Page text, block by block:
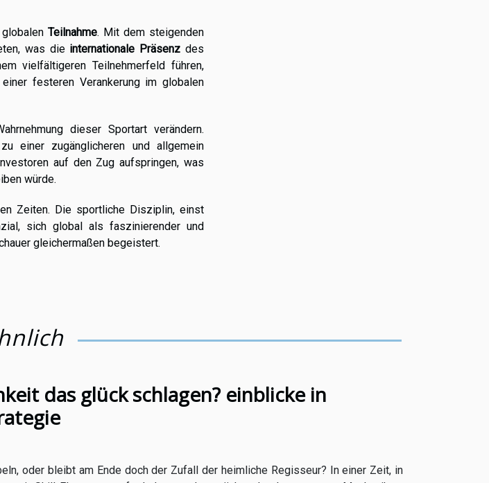
Teilnahme. Mit dem steigenden
was die internationale Präsenz des
vielfältigeren Teilnehmerfeld führen,
festeren Verankerung im globalen
dieser Sportart verändern.
einer zugänglicheren und allgemein
auf den Zug aufspringen, was
würde.
Zeiten. Die sportliche Disziplin, einst
sich global als faszinierender und
gleichermaßen begeistert.
das glück schlagen? einblicke in
oder bleibt am Ende doch der Zufall der heimliche Regisseur? In einer Zeit, in